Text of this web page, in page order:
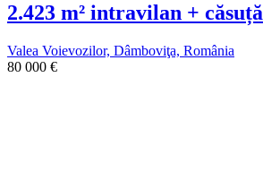
2.423 m² intravilan +
Valea Voievozilor, Dâmboviţa, România
80 000 €